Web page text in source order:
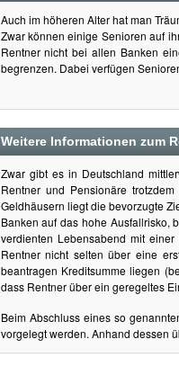
Auch im höheren Alter hat man
Zwar können einige Senioren auf
Rentner nicht bei allen Banken
begrenzen. Dabei verfügen
Weitere Informationen zum
Zwar gibt es in Deutschland
Rentner und Pensionäre
Geldhäusern liegt die bevorzugte
Banken auf das hohe Ausfallrisko,
verdienten Lebensabend mit
Rentner nicht selten über eine
beantragen Kreditsumme liegen
dass Rentner über ein geregeltes
Beim Abschluss eines so
vorgelegt werden. Anhand dessen